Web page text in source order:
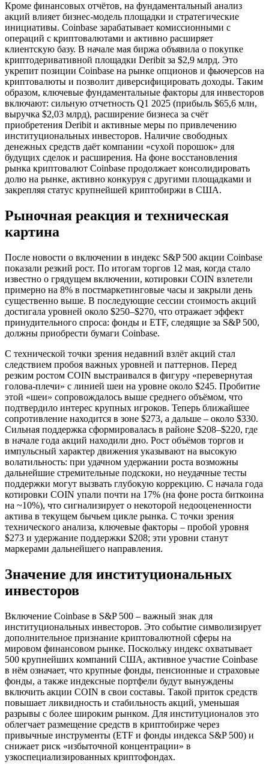
Кроме финансовых отчётов, на фундаментальный анализ
акций влияет бизнес-модель площадки и стратегические
инициативы. Coinbase зарабатывает комиссионными с
операций с криптовалютами и активно расширяет
клиентскую базу. В начале мая биржа объявила о покупке
криптодеривативной площадки Deribit за $2,9 млрд. Это
укрепит позиции Coinbase на рынке опционов и фьючерсов на
криптовалюты и позволит диверсифицировать доходы. Таким
образом, ключевые фундаментальные факторы для инвесторов
включают: сильную отчетность Q1 2025 (прибыль $65,6 млн,
выручка $2,03 млрд), расширение бизнеса за счёт
приобретения Deribit и активные меры по привлечению
институциональных инвесторов. Наличие свободных
денежных средств даёт компании «сухой порошок» для
будущих сделок и расширения. На фоне восстановления
рынка криптовалют Coinbase продолжает консолидировать
долю на рынке, активно конкуруя с другими площадками и
закрепляя статус крупнейшей криптобиржи в США.
Рыночная реакция и техническая
картина
После новости о включении в индекс S&P 500 акции Coinbase
показали резкий рост. По итогам торгов 12 мая, когда стало
известно о грядущем включении, котировки COIN взлетели
примерно на 8% в постмаркетинговые часы и закрыли день
существенно выше. В последующие сессии стоимость акций
достигала уровней около $250–$270, что отражает эффект
принудительного спроса: фонды и ETF, следящие за S&P 500,
должны приобрести бумаги Coinbase.
С технической точки зрения недавний взлёт акций стал
следствием пробоя важных уровней и паттернов. Перед
резким ростом COIN выстраивался в фигуру «перевернутая
голова-плечи» с линией шеи на уровне около $245. Пробитие
этой «шеи» сопровождалось выше среднего объёмом, что
подтвердило интерес крупных игроков. Теперь ближайшее
сопротивление находится в зоне $273, а дальше – около $330.
Сильная поддержка сформировалась в районе $208–$220, где
в начале года акций находили дно. Рост объёмов торгов и
импульсный характер движения указывают на высокую
волатильность: при удачном удержании роста возможны
дальнейшие стремительные подскоки, но неудачные тесты
поддержки могут вызвать глубокую коррекцию. С начала года
котировки COIN упали почти на 17% (на фоне роста биткоина
на ~10%), что сигнализирует о некоторой недооцененности
актива в текущем бычьем цикле рынка. С точки зрения
технического анализа, ключевые факторы – пробой уровня
$273 и удержание поддержки $208; эти уровни станут
маркерами дальнейшего направления.
Значение для институциональных
инвесторов
Включение Coinbase в S&P 500 – важный знак для
институциональных инвесторов. Это событие символизирует
дополнительное признание криптовалютной сферы на
мировом финансовом рынке. Поскольку индекс охватывает
500 крупнейших компаний США, активное участие Coinbase
в нём означает, что крупные фонды, пенсионные и страховые
фонды, а также индексные портфели будут вынуждены
включить акции COIN в свои составы. Такой приток средств
повышает ликвидность и стабильность акций, уменьшая
разрывы с более широким рынком. Для институционалов это
облегчает размещение средств в криптобирже через
привычные инструменты (ETF и фонды индекса S&P 500) и
снижает риск «избыточной концентрации» в
узкоспециализированных криптофондах.